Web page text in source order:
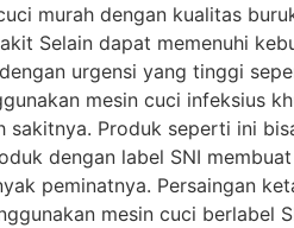
murah dengan kualitas
Selain dapat memenuhi
urgensi yang tinggi
mesin cuci infeksius
sakitnya. Produk seperti ini
dengan label SNI
peminatnya. Persaingan
mesin cuci berlabel